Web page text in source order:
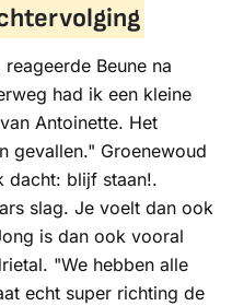
Beune na
had ik een kleine
Antoinette. Het
gevallen." Groenewoud
dacht: blijf staan!.
slag. Je voelt dan ook
is dan ook vooral
"We hebben alle
echt super richting de